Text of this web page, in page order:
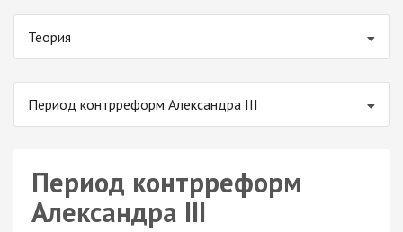
Теория
Период контрреформ Александра III
Период контрреформ
Александра III